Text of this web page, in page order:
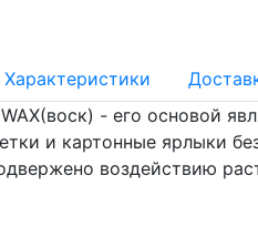
Характеристики
- его основой
и картонные ярлыки
воздействию